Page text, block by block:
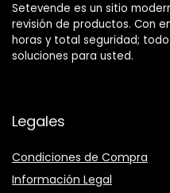
Setevende es un sitio
revisión de productos. Con
horas y total seguridad;
soluciones para usted.
Legales
Condiciones de Compra
Información Legal